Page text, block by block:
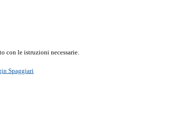
con le istruzioni necessarie.
Spaggiari